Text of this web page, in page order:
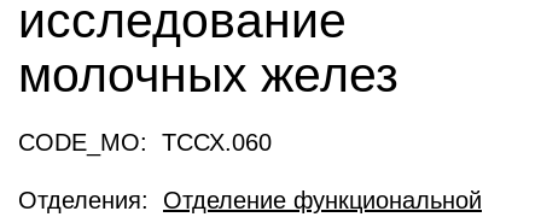
исследование
молочных желез
CODE_MO: ТССХ.060
Отделения: Отделение функциональной